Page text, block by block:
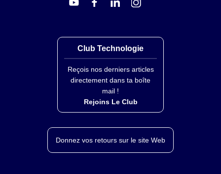
Club Technologie
Reçois nos derniers articles
directement dans ta boîte
mail !
Rejoins Le Club
Donnez vos retours sur le site Web